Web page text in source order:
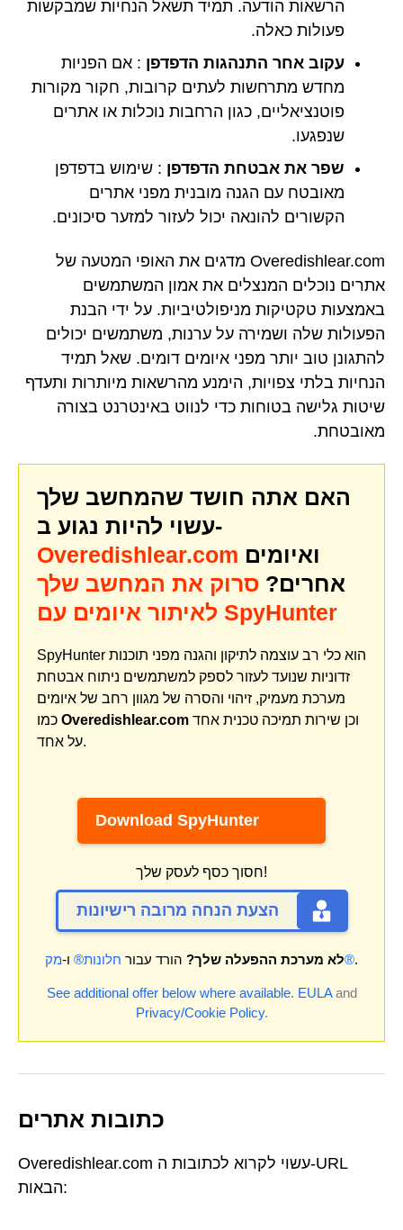
הרשאות הודעה. תמיד תשאל הנחיות שמבקשות
פעולות כאלה.
עקוב אחר התנהגות הדפדפן : אם הפניות
מחדש מתרחשות לעתים קרובות, חקור מקורות
פוטנציאליים, כגון הרחבות נוכלות או אתרים
שנפגעו.
שפר את אבטחת הדפדפן : שימוש בדפדפן
מאובטח עם הגנה מובנית מפני אתרים
הקשורים להונאה יכול לעזור למזער סיכונים.
Overedishlear.com מדגים את האופי המטעה של
אתרים נוכלים המנצלים את אמון המשתמשים
באמצעות טקטיקות מניפולטיביות. על ידי הבנת
הפעולות שלה ושמירה על ערנות, משתמשים יכולים
להתגונן טוב יותר מפני איומים דומים. שאל תמיד
הנחיות בלתי צפויות, הימנע מהרשאות מיותרות ותעדף
שיטות גלישה בטוחות כדי לנווט באינטרנט בצורה
מאובטחת.
האם אתה חושד שהמחשב שלך
עשוי להיות נגוע ב-
Overedishlear.com
אחרים? סרוק את המחשב שלך
לאיתור איומים עם SpyHunter
SpyHunter הוא כלי רב עוצמה לתיקון והגנה מפני תוכנות
זדוניות שנועד לעזור לספק למשתמשים ניתוח אבטחת
מערכת מעמיק, זיהוי והסרה של מגוון רחב של איומים
Overedishlear.com
על אחד.
Download SpyHunter
חסוך כסף לעסק שלך!
הצעת הנחה מרובה רישיונות
לא מערכת ההפעלה שלך? הורד עבור חלונות® ו- מק®.
See additional offer below where available. EULAand
Privacy/Cookie Policy.
כתובות אתרים
Overedishlear.com עשוי לקרוא לכתובות ה-URL
הבאות: